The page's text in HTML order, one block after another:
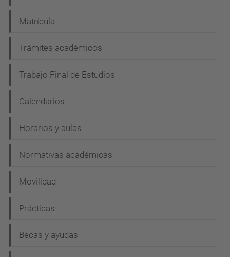
Matrícula
Trámites académicos
Trabajo Final de Estudios
Calendarios
Horarios y aulas
Normativas académicas
Movilidad
Prácticas
Becas y ayudas